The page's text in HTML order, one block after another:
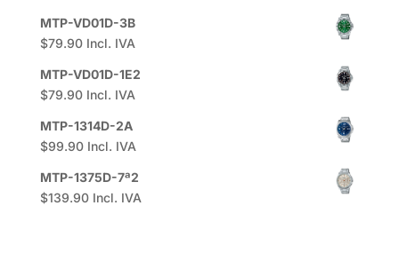
MTP-VD01D-3B
$79.90 Incl. IVA
MTP-VD01D-1E2
$79.90 Incl. IVA
MTP-1314D-2A
$99.90 Incl. IVA
MTP-1375D-7ª2
$139.90 Incl. IVA